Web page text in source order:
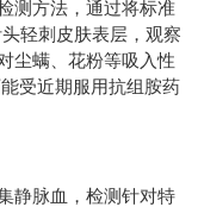
测方法，通过将标准
轻刺皮肤表层，观察
尘螨、花粉等吸入性
受近期服用抗组胺药
静脉血，检测针对特